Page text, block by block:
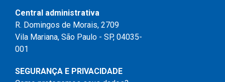
Central administrativa
R. Domingos de Morais, 2709
Vila Mariana, São Paulo - SP, 04035-
001
SEGURANÇA E PRIVACIDADE